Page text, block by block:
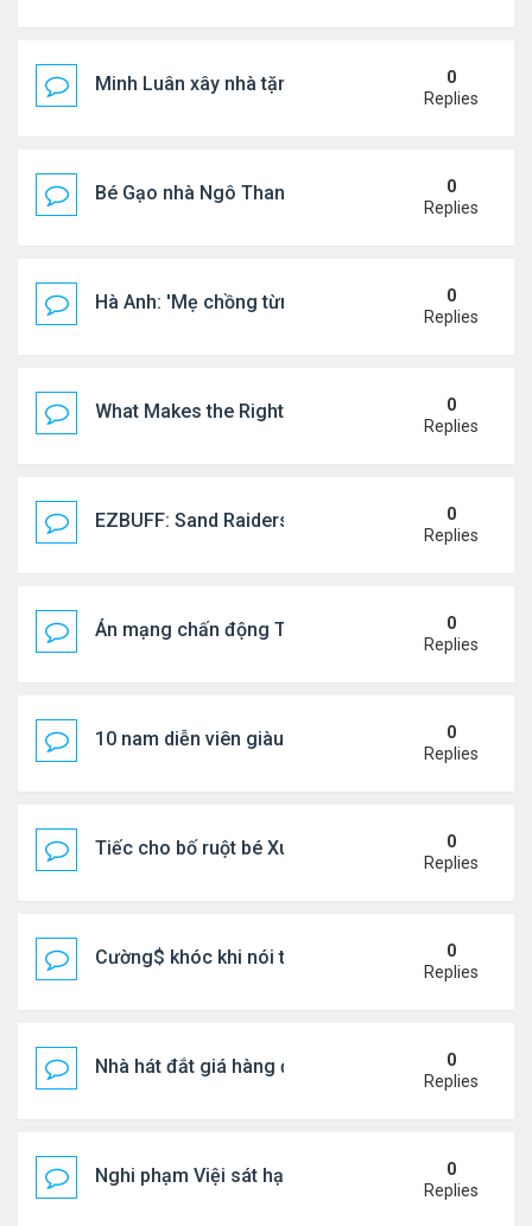
Minh Luân xây nhà tặng cha mẹ
0
Replies
Bé Gạo nhà Ngô Thanh Vân dễ thương trong tiệc
0
Replies
Hà Anh: 'Mẹ chồng từng ngạc nhiên vì tôi luôn trả
0
Replies
What Makes the Right Retail POS Matter?0
Replies
EZBUFF: Sand Raiders of Sophie Farming
0
Replies
Án mạng chấn động Thái lan: hai chị em người
0
Replies
10 nam diễn viên giàu nhất Trung Quốc 2026
0
Replies
Tiếc cho bố ruột bé Xuân Mai ở Mỹ
0
Replies
Cường$ khóc khi nói thật về hôn nhân
0
Replies
Nhà hát đắt giá hàng đầu tg ở VN
0
Replies
Nghi phạm Việi sát hại cụ bà 91 tuổi, phi tang xác
0
Replies